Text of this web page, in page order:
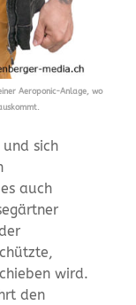
Aeroponic-Anlage, wo
sich
auch
wird.
den